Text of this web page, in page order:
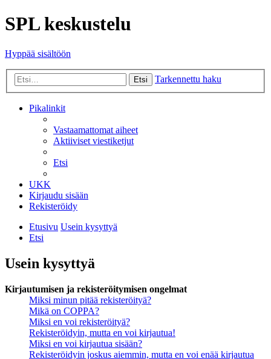
SPL keskustelu
Hyppää sisältöön
Etsi Tarkennettu haku
Pikalinkit
Vastaamattomat aiheet
Aktiiviset viestiketjut
Etsi
UKK
Kirjaudu sisään
Rekisteröidy
Etusivu Usein kysyttyä
Etsi
Usein kysyttyä
Kirjautumisen ja rekisteröitymisen ongelmat
Miksi minun pitää rekisteröityä?
Mikä on COPPA?
Miksi en voi rekisteröityä?
Rekisteröidyin, mutta en voi kirjautua!
Miksi en voi kirjautua sisään?
Rekisteröidyin joskus aiemmin, mutta en voi enää kirjautua